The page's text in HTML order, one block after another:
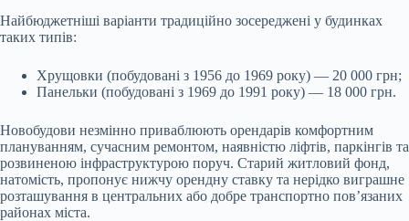
Найбюджетніші варіанти традиційно зосереджені у будинках
таких типів:
Хрущовки (побудовані з 1956 до 1969 року) — 20 000 грн;
Панельки (побудовані з 1969 до 1991 року) — 18 000 грн.
Новобудови незмінно приваблюють орендарів комфортним
плануванням, сучасним ремонтом, наявністю ліфтів, паркінгів та
розвиненою інфраструктурою поруч. Старий житловий фонд,
натомість, пропонує нижчу орендну ставку та нерідко виграшне
розташування в центральних або добре транспортно пов’язаних
районах міста.